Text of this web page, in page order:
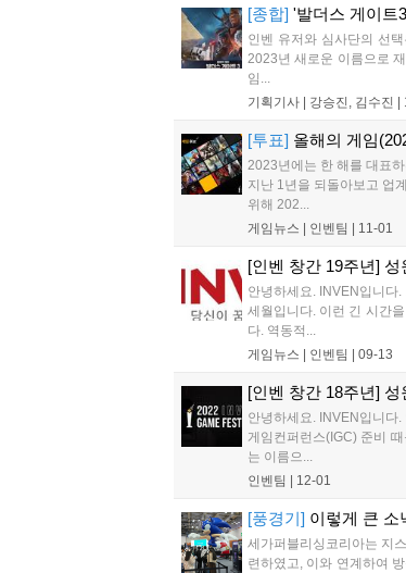
[종합] '발더스 게이트
인벤 유저와 심사단의 선
2023년 새로운 이름으로
임...
기획기사 | 강승진, 김수진 |
[투표] 올해의 게임
2023년에는 한 해를 대표
지난 1년을 되돌아보고 업
위해 202...
게임뉴스 | 인벤팀 | 11-01
[인벤 창간 19주년]
안녕하세요. INVEN입니다
세월입니다. 이런 긴 시간
다. 역동적...
게임뉴스 | 인벤팀 | 09-13
[인벤 창간 18주년]
안녕하세요. INVEN입니다
게임컨퍼런스(IGC) 준비
는 이름으...
인벤팀 | 12-01
[풍경기] 이렇게 큰 소
세가퍼블리싱코리아는 지
련하였고, 이와 연계하여